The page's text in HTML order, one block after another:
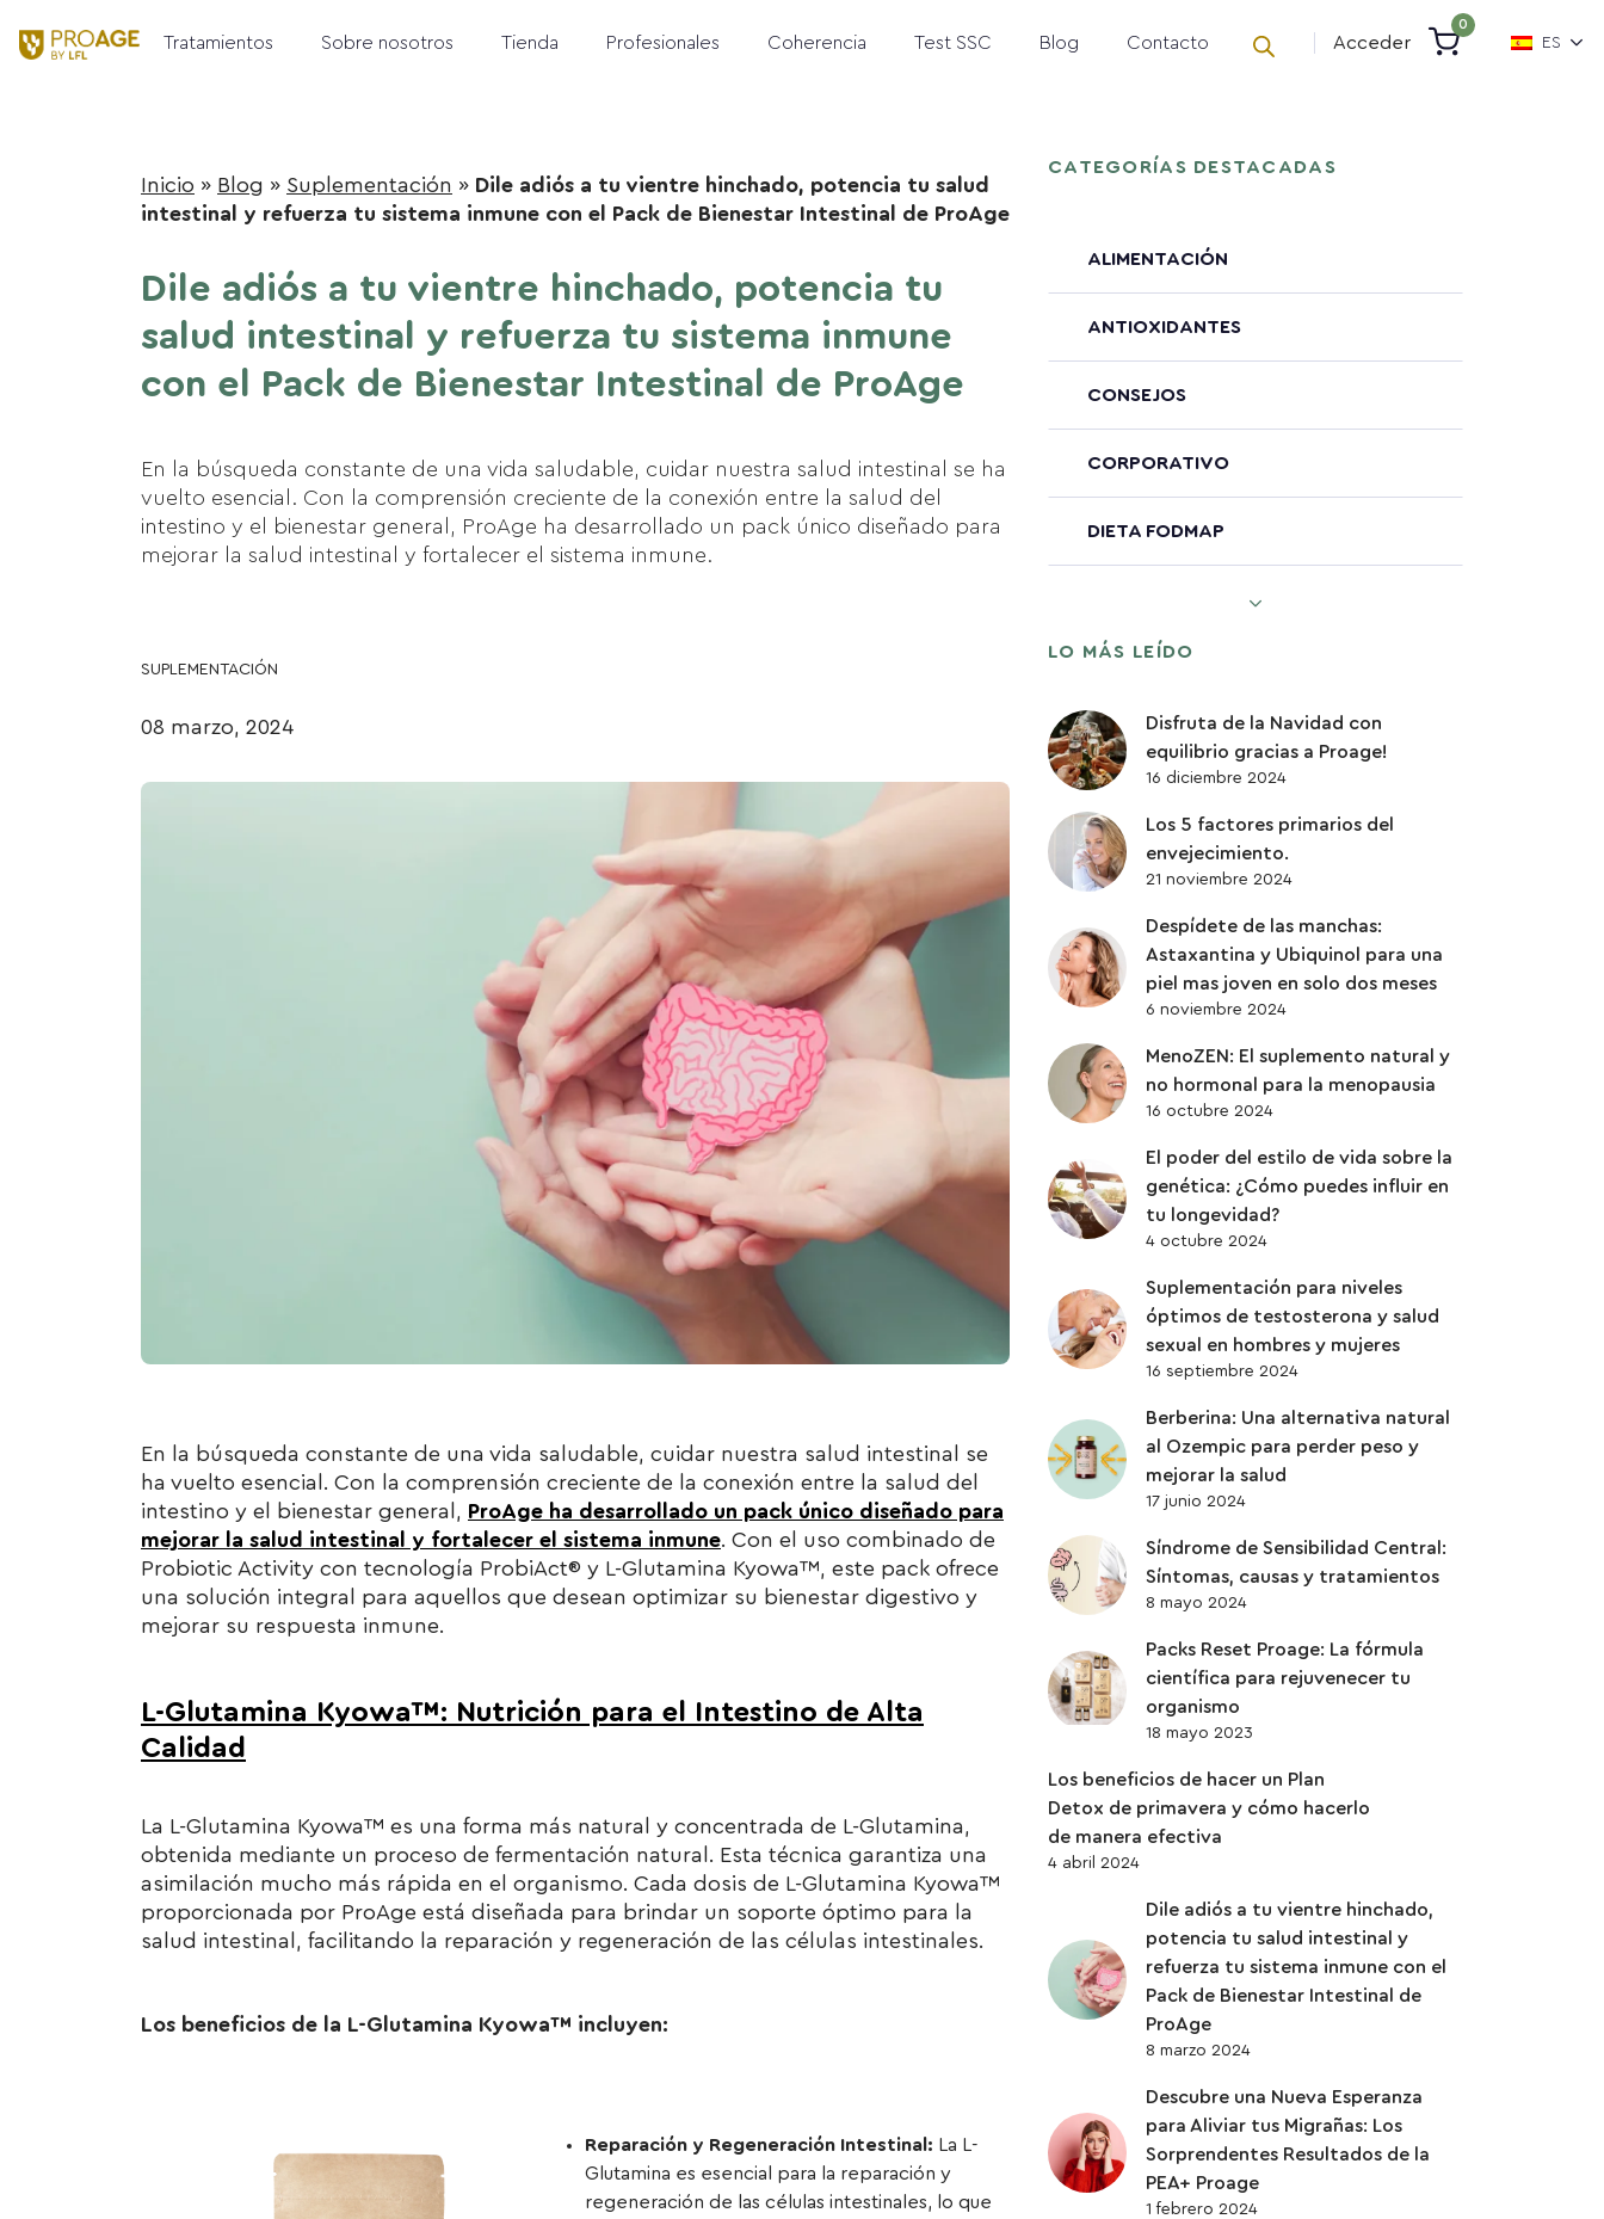
Tratamientos Sobre nosotros Tienda Profesionales Coherencia Test SSC Blog Contacto Acceder
0
ES
Inicio » Blog » Suplementación » Dile adiós a tu vientre hinchado, potencia tu salud
intestinal y refuerza tu sistema inmune con el Pack de Bienestar Intestinal de ProAge
Dile adiós a tu vientre hinchado, potencia tu
salud intestinal y refuerza tu sistema inmune
con el Pack de Bienestar Intestinal de ProAge
En la búsqueda constante de una vida saludable, cuidar nuestra salud intestinal se ha
vuelto esencial. Con la comprensión creciente de la conexión entre la salud del
intestino y el bienestar general, ProAge ha desarrollado un pack único diseñado para
mejorar la salud intestinal y fortalecer el sistema inmune.
SUPLEMENTACIÓN
08 marzo, 2024
En la búsqueda constante de una vida saludable, cuidar nuestra salud intestinal se
ha vuelto esencial. Con la comprensión creciente de la conexión entre la salud del
intestino y el bienestar general, ProAge ha desarrollado un pack único diseñado para
mejorar la salud intestinal y fortalecer el sistema inmune. Con el uso combinado de
Probiotic Activity con tecnología ProbiAct® y L-Glutamina Kyowa™, este pack ofrece
una solución integral para aquellos que desean optimizar su bienestar digestivo y
mejorar su respuesta inmune.
L-Glutamina Kyowa™: Nutrición para el Intestino de Alta
Calidad
La L-Glutamina Kyowa™ es una forma más natural y concentrada de L-Glutamina,
obtenida mediante un proceso de fermentación natural. Esta técnica garantiza una
asimilación mucho más rápida en el organismo. Cada dosis de L-Glutamina Kyowa™
proporcionada por ProAge está diseñada para brindar un soporte óptimo para la
salud intestinal, facilitando la reparación y regeneración de las células intestinales.
Los beneficios de la L-Glutamina Kyowa™ incluyen:
Reparación y Regeneración Intestinal: La L-
Glutamina es esencial para la reparación y
regeneración de las células intestinales, lo que
CATEGORÍAS DESTACADAS
ALIMENTACIÓN
ANTIOXIDANTES
CONSEJOS
CORPORATIVO
DIETA FODMAP
ENVEJECIMIENTO SALUDABLE
PROTEINAS
SENESCENCIA
SISTEMA DIGESTIVO
SUPLEMENTACIÓN
UBIQUINOL
ZINC
LO MÁS LEÍDO
Disfruta de la Navidad con
equilibrio gracias a Proage!
16 diciembre 2024
Los 5 factores primarios del
envejecimiento.
21 noviembre 2024
Despídete de las manchas:
Astaxantina y Ubiquinol para una
piel mas joven en solo dos meses
6 noviembre 2024
MenoZEN: El suplemento natural y
no hormonal para la menopausia
16 octubre 2024
El poder del estilo de vida sobre la
genética: ¿Cómo puedes influir en
tu longevidad?
4 octubre 2024
Suplementación para niveles
óptimos de testosterona y salud
sexual en hombres y mujeres
16 septiembre 2024
Berberina: Una alternativa natural
al Ozempic para perder peso y
mejorar la salud
17 junio 2024
Síndrome de Sensibilidad Central:
Síntomas, causas y tratamientos
8 mayo 2024
Packs Reset Proage: La fórmula
científica para rejuvenecer tu
organismo
18 mayo 2023
Los beneficios de hacer un Plan
Detox de primavera y cómo hacerlo
de manera efectiva
4 abril 2024
Dile adiós a tu vientre hinchado,
potencia tu salud intestinal y
refuerza tu sistema inmune con el
Pack de Bienestar Intestinal de
ProAge
8 marzo 2024
Descubre una Nueva Esperanza
para Aliviar tus Migrañas: Los
Sorprendentes Resultados de la
PEA+ Proage
1 febrero 2024